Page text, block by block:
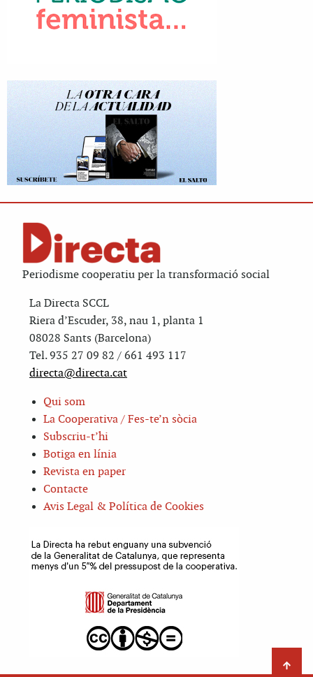
Periodisme cooperatiu per la transformació social
La Directa SCCL
Riera d’Escuder, 38, nau 1, planta 1
08028 Sants (Barcelona)
Tel. 935 27 09 82 / 661 493 117
directa@directa.cat
Qui som
La Cooperativa / Fes-te’n sòcia
Subscriu-t’hi
Botiga en línia
Revista en paper
Contacte
Avis Legal & Política de Cookies